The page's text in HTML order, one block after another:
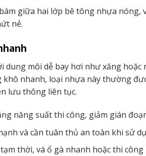
giữa hai lớp bê tông nhựa nóng,
nẻ.
môi dễ bay hơi như xăng hoặc
nhanh, loại nhựa này thường
lưu thông liên tục.
năng suất thi công, giảm gián
và cần tuân thủ an toàn khi sử
thời, vá ổ gà nhanh hoặc thi